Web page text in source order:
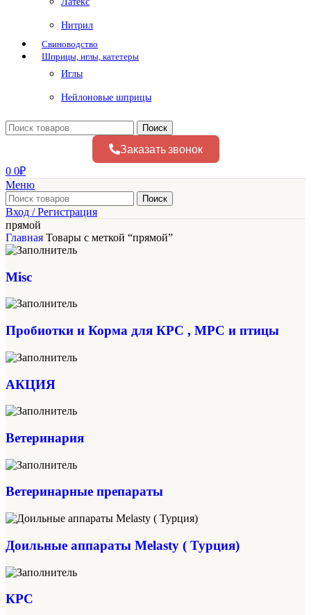
Нитрил
Свиноводство
Шприцы, иглы, катетеры
Иглы
Нейлоновые шприцы
Поиск
Заказать звонок
0 0₽
Меню
Поиск
Вход / Регистрация
прямой
Главная Товары с меткой “прямой”
Misc
Пробиотки и Корма для КРС , МРС и птицы
АКЦИЯ
Ветеринария
Ветеринарные препараты
Доильные аппараты Melasty ( Турция)
КРС